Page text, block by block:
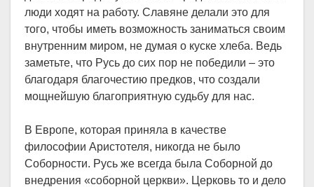
люди ходят на работу. Славяне делали это для
того, чтобы иметь возможность заниматься своим
внутренним миром, не думая о куске хлеба. Ведь
заметьте, что Русь до сих пор не победили – это
благодаря благочестию предков, что создали
мощнейшую благоприятную судьбу для нас.
В Европе, которая приняла в качестве
философии Аристотеля, никогда не было
Соборности. Русь же всегда была Соборной до
внедрения «соборной церкви». Церковь то и дело